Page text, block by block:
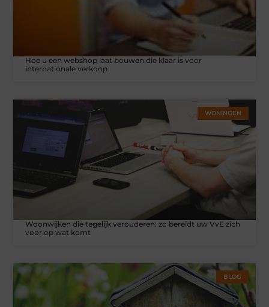
Hoe u een webshop laat bouwen die klaar is voor
internationale verkoop
WONINGEN
Woonwijken die tegelijk verouderen: zo bereidt uw VvE zich
voor op wat komt
BLOG